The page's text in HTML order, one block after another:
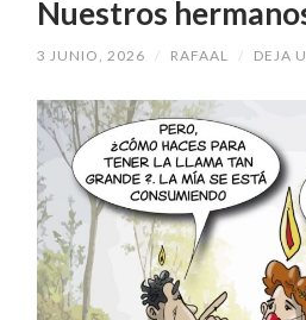
Nuestros
3 JUNIO, 2026 / RAFAAL / DEJA